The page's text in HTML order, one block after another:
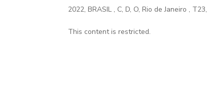
2022,BRASIL , C,D, O,Rio de Janeiro , T23,
This content is restricted.